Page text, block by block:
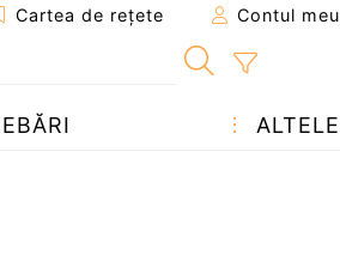
Cartea de rețete Contul meu
ALTELE